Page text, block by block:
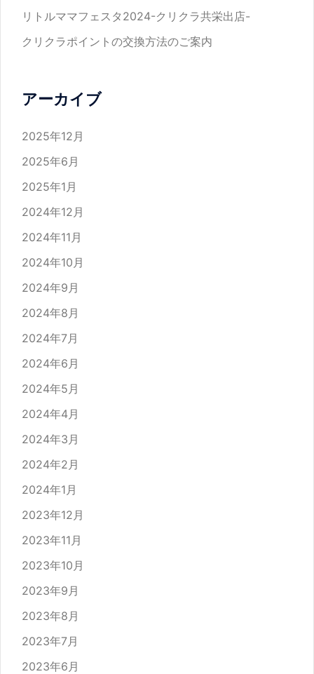
リトルママフェスタ2024-クリクラ共栄出店-
クリクラポイントの交換方法のご案内
アーカイブ
2025年12月
2025年6月
2025年1月
2024年12月
2024年11月
2024年10月
2024年9月
2024年8月
2024年7月
2024年6月
2024年5月
2024年4月
2024年3月
2024年2月
2024年1月
2023年12月
2023年11月
2023年10月
2023年9月
2023年8月
2023年7月
2023年6月